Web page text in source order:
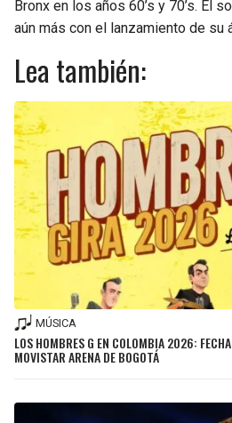
Bronx en los años 60’s y 70’s. El
aún más con el lanzamiento de su
Lea también:
MÚSICA
LOS HOMBRES G EN COLOMBIA 2026:
MOVISTAR ARENA DE BOGOTÁ